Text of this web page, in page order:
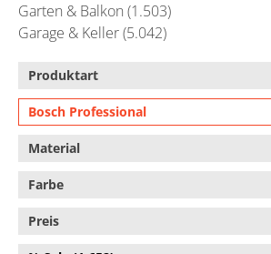
Garten & Balkon (1.503)
Garage & Keller (5.042)
Produktart
Bosch Professional
Material
Farbe
Preis